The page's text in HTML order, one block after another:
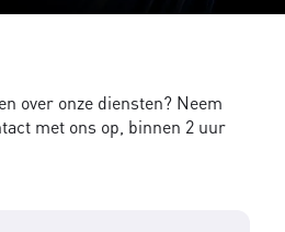
over onze diensten? Neem
met ons op, binnen 2 uur